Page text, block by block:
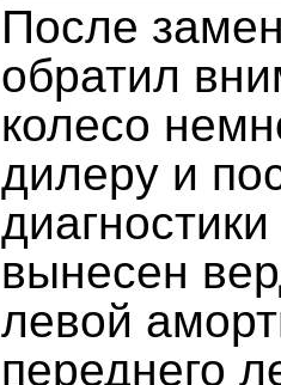
После
обратил
колесо
дилеру и
вынесен
левой
переднего